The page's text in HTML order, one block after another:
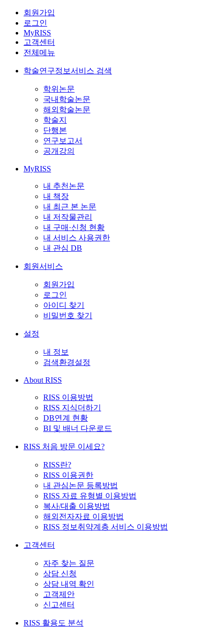
회원가입
로그인
MyRISS
고객센터
전체메뉴
학술연구정보서비스 검색
학위논문
국내학술논문
해외학술논문
학술지
단행본
연구보고서
공개강의
MyRISS
내 추천논문
내 책장
내 최근 본 논문
내 저작물관리
내 구매·신청 현황
내 서비스 사용권한
내 관심 DB
회원서비스
회원가입
로그인
아이디 찾기
비밀번호 찾기
설정
내 정보
검색환경설정
About RISS
RISS 이용방법
RISS 지식더하기
DB연계 현황
BI 및 배너 다운로드
RISS 처음 방문 이세요?
RISS란?
RISS 이용권한
내 관심논문 등록방법
RISS 자료 유형별 이용방법
복사/대출 이용방법
해외전자자료 이용방법
RISS 정보취약계층 서비스 이용방법
고객센터
자주 찾는 질문
상담 신청
상담 내역 확인
고객제안
신고센터
RISS 활용도 분석